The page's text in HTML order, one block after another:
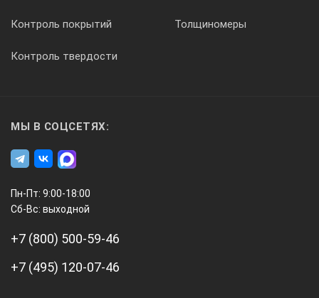
Контроль покрытий Толщиномеры
Контроль твердости
МЫ В СОЦСЕТЯХ:
Пн-Пт: 9:00-18:00
Сб-Вс: выходной
+7 (800) 500-59-46
+7 (495) 120-07-46